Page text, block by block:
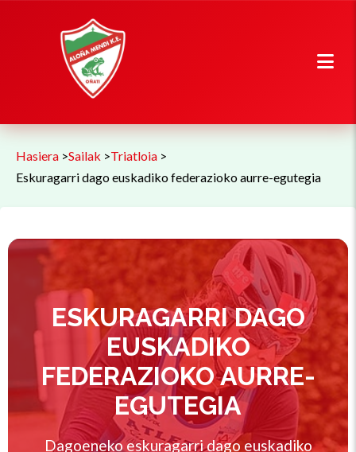
Hasiera >Sailak >Triatloia >
Eskuragarri dago euskadiko federazioko aurre-egutegia
ESKURAGARRI DAGO
EUSKADIKO
FEDERAZIOKO AURRE-
EGUTEGIA
Dagoeneko eskuragarri dago euskadiko